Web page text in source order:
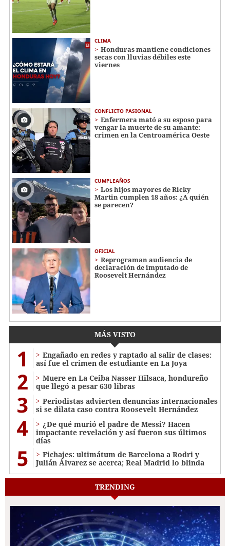
CLIMA
Honduras mantiene condiciones
secas con lluvias débiles este
viernes
CONFLICTO PASIONAL
Enfermera mató a su esposo para
vengar la muerte de su amante:
crimen en la Centroamérica Oeste
CUMPLEAÑOS
Los hijos mayores de Ricky
Martin cumplen 18 años: ¿A quién
se parecen?
OFICIAL
Reprograman audiencia de
declaración de imputado de
Roosevelt Hernández
MÁS VISTO
1
Engañado en redes y raptado al salir de clases:
así fue el crimen de estudiante en La Joya
2
Muere en La Ceiba Nasser Hilsaca, hondureño
que llegó a pesar 630 libras
3
Periodistas advierten denuncias internacionales
si se dilata caso contra Roosevelt Hernández
4
¿De qué murió el padre de Messi? Hacen
impactante revelación y así fueron sus últimos
días
5
Fichajes: ultimátum de Barcelona a Rodri y
Julián Álvarez se acerca; Real Madrid lo blinda
TRENDING